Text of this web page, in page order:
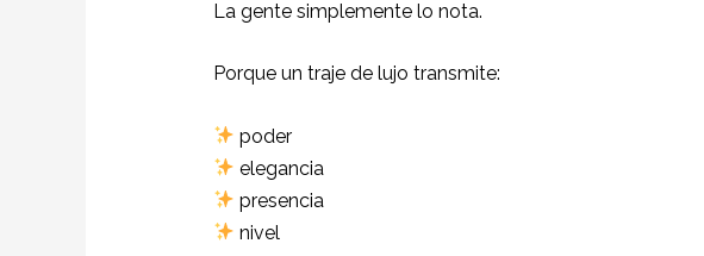
La gente simplemente lo nota.
Porque un traje de lujo transmite:
poder
elegancia
presencia
nivel